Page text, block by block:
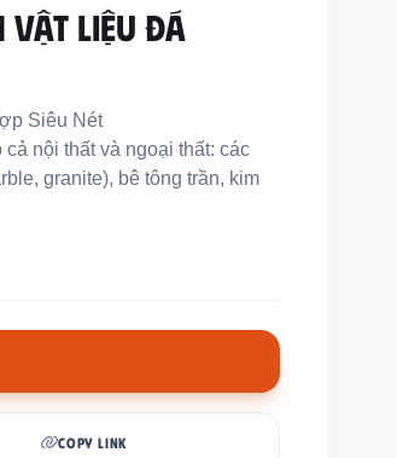
VẬT LIỆU ĐÁ
Siêu Nét
nội thất và ngoại thất: các
granite), bê tông trần, kim
COPY LINK